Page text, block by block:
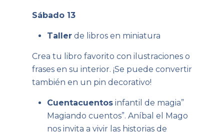
Sábado 13
Taller de libros en miniatura
Crea tu libro favorito con ilustraciones o
frases en su interior. ¡Se puede convertir
también en un pin decorativo!
Cuentacuentos infantil de magia”
Magiando cuentos”. Aníbal el Mago
nos invita a vivir las historias de